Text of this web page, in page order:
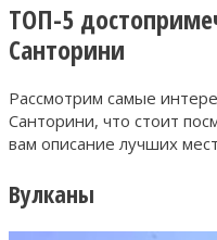
ТОП-5
Санторини
Рассмотрим самые
Санторини, что стоит
вам описание лучших
Вулканы